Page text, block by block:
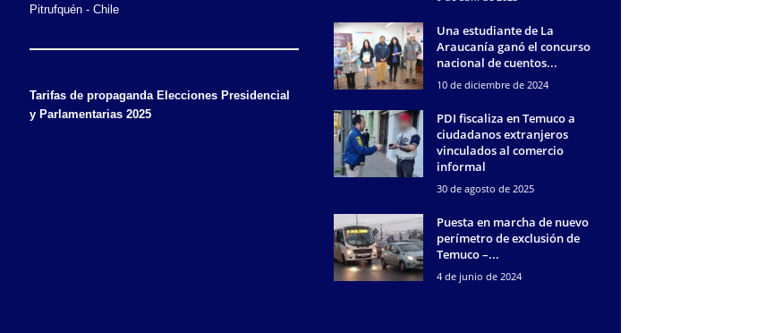
Pitrufquén - Chile
Tarifas de propaganda Elecciones Presidencial
y Parlamentarias 2025
Una estudiante de La
Araucanía ganó el concurso
nacional de cuentos...
10 de diciembre de 2024
PDI fiscaliza en Temuco a
ciudadanos extranjeros
vinculados al comercio
informal
30 de agosto de 2025
Puesta en marcha de nuevo
perímetro de exclusión de
Temuco –...
4 de junio de 2024